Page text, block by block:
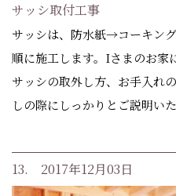
サッシ取付工事
サッシは、防水紙→コーキン
順に施工します。Iさまのお家
サッシの取外し方、お手入れ
しの際にしっかりとご説明い
13. 2017年12月03日